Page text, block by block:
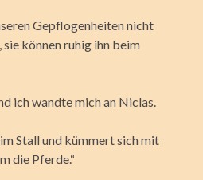
Gepflogenheiten nicht
können ruhig ihn beim
ich wandte mich an Niclas.
im Stall und kümmert sich mit
die Pferde.“